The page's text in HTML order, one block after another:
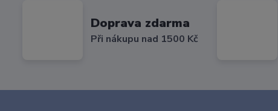
Doprava zdarma
Při nákupu nad 1500 Kč